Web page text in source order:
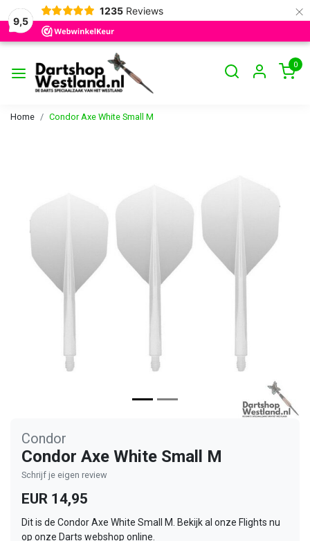
9,5
1235 Reviews ×
0
Home Condor Axe White Small M
Vorige
Condor
Condor Axe White Small M
Schrijf je eigen review
EUR 14,95
Dit is de Condor Axe White Small M. Bekijk al onze Flights nu
op onze Darts webshop online.